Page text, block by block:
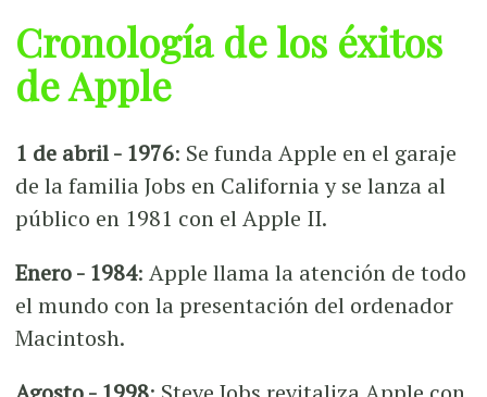
Cronología de los éxitos
de Apple
1 de abril - 1976: Se funda Apple en el garaje
de la familia Jobs en California y se lanza al
público en 1981 con el Apple II.
Enero - 1984: Apple llama la atención de todo
el mundo con la presentación del ordenador
Macintosh.